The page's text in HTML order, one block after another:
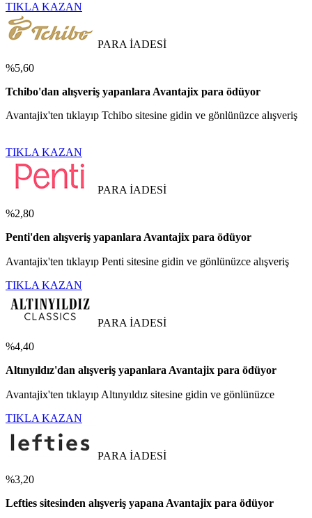
TIKLA KAZAN
PARA İADESİ
%5,60
Tchibo'dan alışveriş yapanlara Avantajix para ödüyor
Avantajix'ten tıklayıp Tchibo sitesine gidin ve gönlünüzce alışveriş
TIKLA KAZAN
PARA İADESİ
%2,80
Penti'den alışveriş yapanlara Avantajix para ödüyor
Avantajix'ten tıklayıp Penti sitesine gidin ve gönlünüzce alışveriş
TIKLA KAZAN
PARA İADESİ
%4,40
Altınyıldız'dan alışveriş yapanlara Avantajix para ödüyor
Avantajix'ten tıklayıp Altınyıldız sitesine gidin ve gönlünüzce
TIKLA KAZAN
PARA İADESİ
%3,20
Lefties sitesinden alışveriş yapana Avantajix para ödüyor